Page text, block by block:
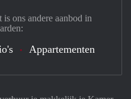
ons andere aanbod in
Appartementen